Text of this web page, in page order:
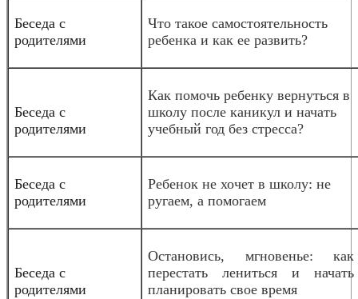
Беседа с
родителями
Что такое самостоятельность
ребенка и как ее развить?
Беседа с
родителями
Как помочь ребенку вернуться в
школу после каникул и начать
учебный год без стресса?
Беседа с
родителями
Ребенок не хочет в школу: не
ругаем, а помогаем
Беседа с
родителями
Остановись, мгновенье: как
перестать лениться и начать
планировать свое время